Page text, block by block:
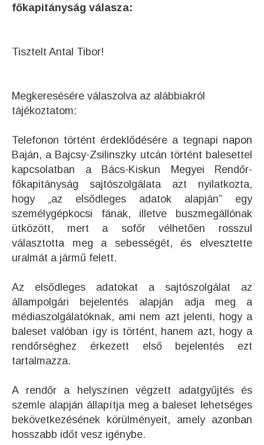
főkapitányság válasza:
Tisztelt Antal Tibor!
Megkeresésére válaszolva az alábbiakról
tájékoztatom:
Telefonon történt érdeklődésére a tegnapi napon
Baján, a Bajcsy-Zsilinszky utcán történt balesettel
kapcsolatban a Bács-Kiskun Megyei Rendőr-
főkapitányság sajtószolgálata azt nyilatkozta,
hogy „az elsődleges adatok alapján” egy
személygépkocsi fának, illetve buszmegállónak
ütközött, mert a sofőr vélhetően rosszul
választotta meg a sebességét, és elvesztette
uralmát a jármű felett.
Az elsődleges adatokat a sajtószolgálat az
állampolgári bejelentés alapján adja meg a
médiaszolgálatóknak, ami nem azt jelenti, hogy a
baleset valóban így is történt, hanem azt, hogy a
rendőrséghez érkezett első bejelentés ezt
tartalmazza.
A rendőr a helyszínen végzett adatgyűjtés és
szemle alapján állapítja meg a baleset lehetséges
bekövetkezésének körülményeit, amely azonban
hosszabb időt vesz igénybe.